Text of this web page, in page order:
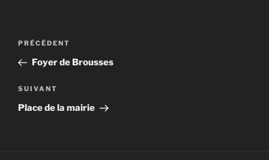
Navigation
de
l’article
Article
précédent
PRÉCÉDENT
Foyer de Brousses
Article
suivant
SUIVANT
Place de la mairie